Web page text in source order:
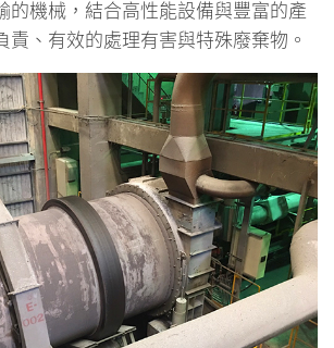
的機械，結合高性能設備與豐富的產
責、有效的處理有害與特殊廢棄物。